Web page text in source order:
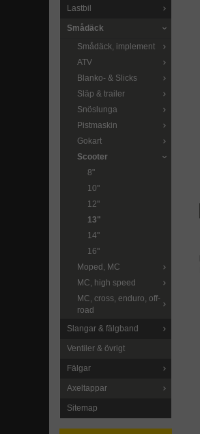
Lastbil
Smådäck
Smådäck, implement
ATV
Blanko- & Slicks
Släp & trailer
Snöslunga
Pistmaskin
Gokart
Scooter
8"
10"
12"
13"
14"
16"
Moped, MC
MC, high speed
MC, cross, enduro, off-
road
Slangar & fälgband
Ventiler & övrigt
Fälgar
Axeltappar
Sitemap